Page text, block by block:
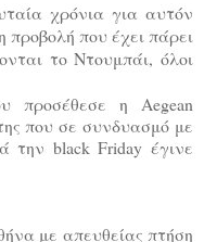
χρόνια για αυτόν
προβολή που έχει πάρει
το Ντουμπάι, όλοι
προσέθεσε η Aegean
που σε συνδυασμό με
την black Friday έγινε
με απευθείας πτήση